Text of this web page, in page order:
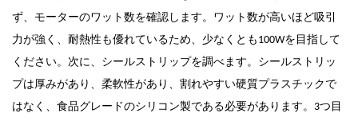
ず、モーターのワット数を確認します。 ワット 数が高いほど吸引
力が強く、耐熱性も優れているため、少なくとも100Wを目指して
ください。次に、シールストリップを調べます。 シールストリッ
プは厚みがあり、柔軟性があり、割れやすい硬質プラスチックで
はなく、食品グレードのシリコン製である必要があります。3つ目